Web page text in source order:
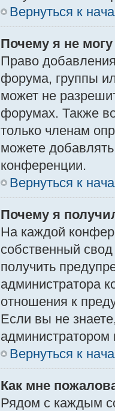
Вернуться к
Почему я не
Право
форума, группы
может не
форумах. Также
только членам
можете
конференции.
Вернуться к
Почему я
На каждой
собственный
получить
администратора
отношения к
Если вы не
Вернуться к
Как мне
Рядом с каждым